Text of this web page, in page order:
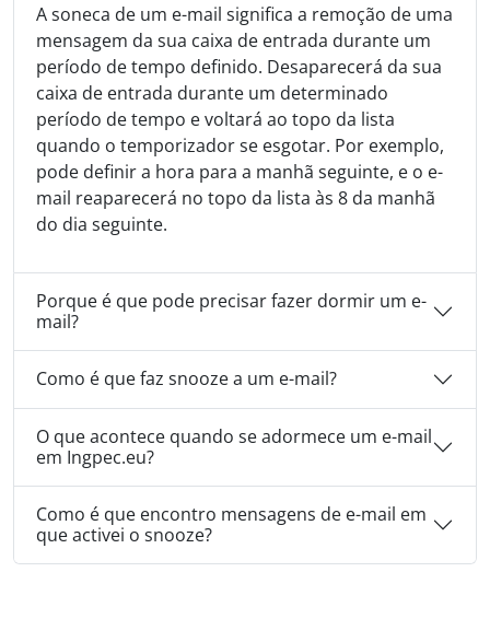
A soneca de um e-mail significa a remoção de uma
mensagem da sua caixa de entrada durante um
período de tempo definido. Desaparecerá da sua
caixa de entrada durante um determinado
período de tempo e voltará ao topo da lista
quando o temporizador se esgotar. Por exemplo,
pode definir a hora para a manhã seguinte, e o e-
mail reaparecerá no topo da lista às 8 da manhã
do dia seguinte.
Porque é que pode precisar fazer dormir um e-
mail?
Como é que faz snooze a um e-mail?
O que acontece quando se adormece um e-mail
em Ingpec.eu?
Como é que encontro mensagens de e-mail em
que activei o snooze?